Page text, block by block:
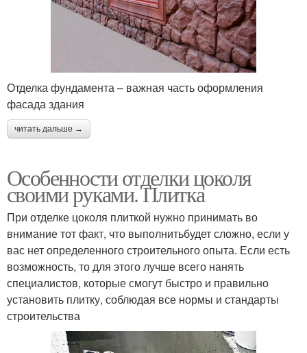
Отделка фундамента – важная часть оформления
фасада здания
читать дальше →
Особенности отделки цоколя
своими руками. Плитка
При отделке цоколя плиткой нужно принимать во
внимание тот факт, что выполнитьбудет сложно, если у
вас нет определенного строительного опыта. Если есть
возможность, то для этого лучше всего нанять
специалистов, которые смогут быстро и правильно
установить плитку, соблюдая все нормы и стандарты
строительства